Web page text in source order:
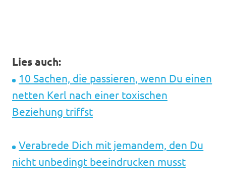
Lies auch:
10 Sachen, die passieren, wenn Du einen
netten Kerl nach einer toxischen
Beziehung triffst
Verabrede Dich mit jemandem, den Du
nicht unbedingt beeindrucken musst